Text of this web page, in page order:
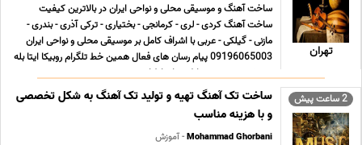
تهران
ساخت آهنگ و موسیقی محلی و نواحی ایران در بالاترین کیفیت
ساخت آهنگ کردی - لری - کرمانجی - بختیاری - ترکی آذری - بندری -
مازنی - گیلکی - عربی با اشراف کامل بر موسیقی محلی و نواحی ایران
09196065003 پیام رسان های فعال همین خط تلگرام روبیکا ایتا بله
سروش در صورت تمایل به ارتباط از ... ...
2 ساعت پیش
ساخت تک آهنگ تهیه و تولید تک آهنگ به شکل تخصصی
و با هزینه مناسب
Mohammad Ghorbani- آموزش